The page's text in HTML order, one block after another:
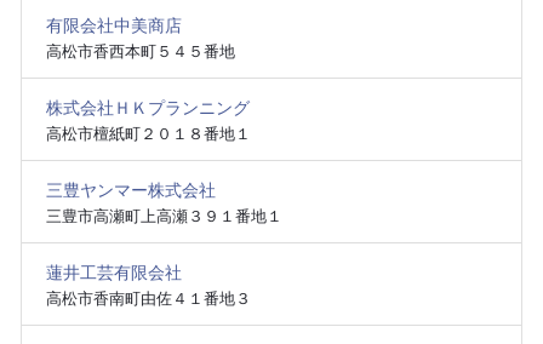
有限会社中美商店
高松市香西本町５４５番地
株式会社ＨＫプランニング
高松市檀紙町２０１８番地１
三豊ヤンマー株式会社
三豊市高瀬町上高瀬３９１番地１
蓮井工芸有限会社
高松市香南町由佐４１番地３